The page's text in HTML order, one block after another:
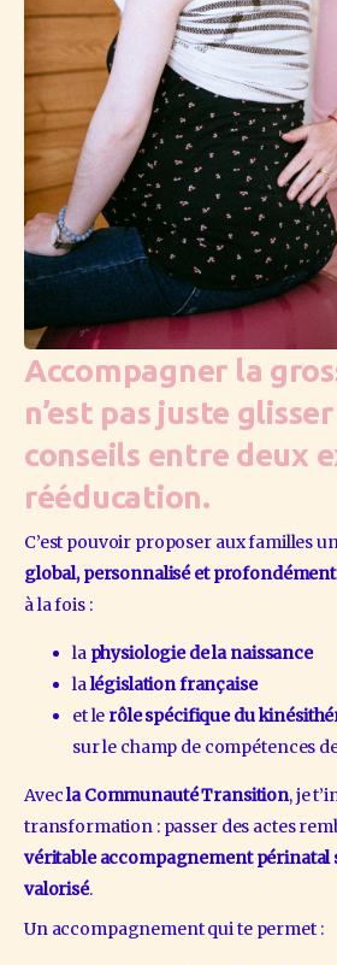
Accompagner la
n’est pas juste
conseils entre deux
rééducation.
C’est pouvoir proposer aux familles
global, personnalisé et
à la fois :
la physiologie de la naissance
la législation française
et le rôle spécifique du
sur le champ de compétences
Avec la Communauté Transition, je
transformation : passer des actes
véritable accompagnement périnatal
valorisé.
Un accompagnement qui te permet :